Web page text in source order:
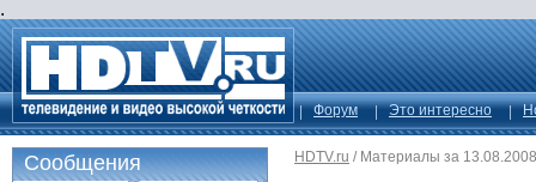
.
Форум Это интересно
HDTV.ru / Материалы за 13.08.2008
Сообщения